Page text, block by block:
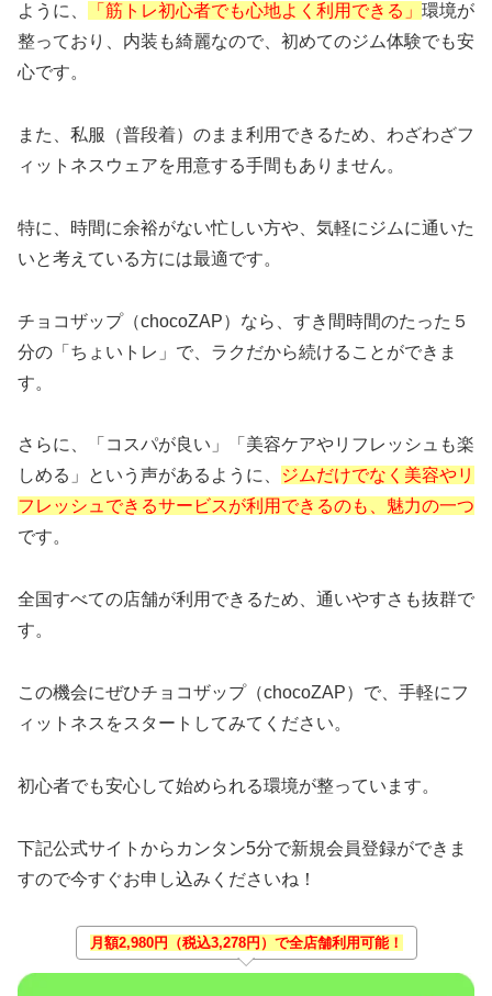
ように、
「筋トレ初心者でも心地よく利用できる」 環境が
整っており、内装も綺麗なので、初めてのジム体験でも安
心です。
また、私服（普段着）のまま利用できるため、わざわざフ
ィットネスウェアを用意する手間もありません。
特に、時間に余裕がない忙しい方や、気軽にジムに通いた
いと考えている方には最適です。
チョコザップ（chocoZAP）なら、すき間時間のたった５
分の「ちょいトレ」で、ラクだから続けることができま
す。
さらに、「コスパが良い」「美容ケアやリフレッシュも楽
しめる」という声があるように、
ジムだけでなく美容やリ
フレッシュできるサービスが利用できるのも、魅力の一つ
です。
全国すべての店舗が利用できるため、通いやすさも抜群で
す。
この機会にぜひチョコザップ（chocoZAP）で、手軽にフ
ィットネスをスタートしてみてください。
初心者でも安心して始められる環境が整っています。
下記公式サイトからカンタン5分で新規会員登録ができま
すので今すぐお申し込みくださいね！
月額2,980円（税込3,278円）で全店舗利用可能！